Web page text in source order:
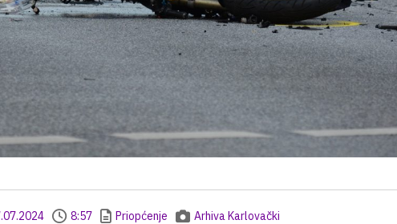
8:57 Priopćenje Arhiva Karlovački